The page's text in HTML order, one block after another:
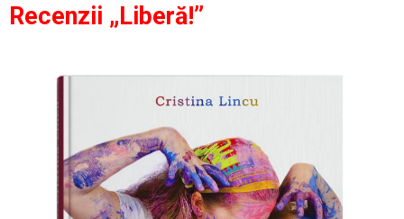
Recenzii „Liberă!”